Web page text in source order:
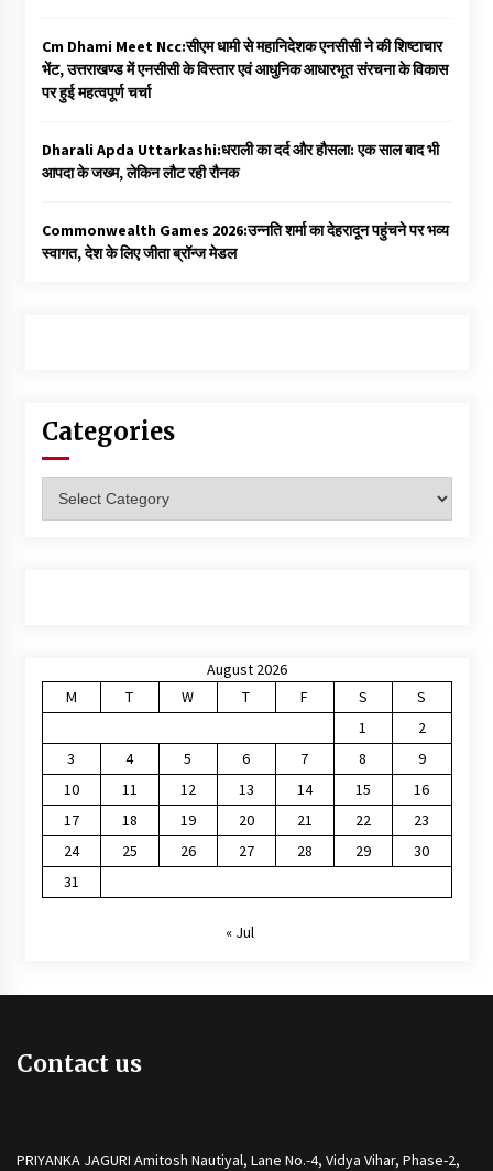
Cm Dhami Meet Ncc:सीएम धामी से महानिदेशक एनसीसी ने की शिष्टाचार
भेंट, उत्तराखण्ड में एनसीसी के विस्तार एवं आधुनिक आधारभूत संरचना के विकास
पर हुई महत्वपूर्ण चर्चा
Dharali Apda Uttarkashi:धराली का दर्द और हौसला: एक साल बाद भी
आपदा के जख्म, लेकिन लौट रही रौनक
Commonwealth Games 2026:उन्नति शर्मा का देहरादून पहुंचने पर भव्य
स्वागत, देश के लिए जीता ब्रॉन्ज मेडल
Categories
August 2026
M
T W T F S
S
1
2
3
4 5 6 7 8
9
10
11 12 13 14 15
16
17
18 19 20 21 22
23
24
25 26 27 28 29
30
31
« Jul
Contact us
PRIYANKA JAGURI Amitosh Nautiyal, Lane No.-4, Vidya Vihar, Phase-2,